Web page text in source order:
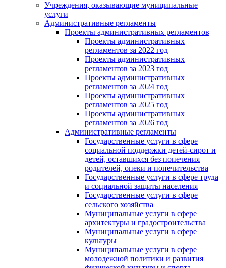
Учреждения, оказывающие муниципальные
услуги
Административные регламенты
Проекты административных регламентов
Проекты административных
регламентов за 2022 год
Проекты административных
регламентов за 2023 год
Проекты административных
регламентов за 2024 год
Проекты административных
регламентов за 2025 год
Проекты административных
регламентов за 2026 год
Административные регламенты
Государственные услуги в сфере
социальной поддержки детей-сирот и
детей, оставшихся без попечения
родителей, опеки и попечительства
Государственные услуги в сфере труда
и социальной защиты населения
Государственные услуги в сфере
сельского хозяйства
Муниципальные услуги в сфере
архитектуры и градостроительства
Муниципальные услуги в сфере
культуры
Муниципальные услуги в сфере
молодежной политики и развития